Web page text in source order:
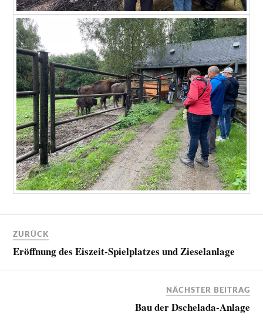
ZURÜCK
Eröffnung des Eiszeit-Spielplatzes und Zieselanlage
NÄCHSTER BEITRAG
Bau der Dschelada-Anlage